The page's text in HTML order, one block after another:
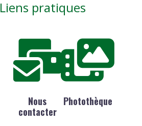
Liens pratiques
Nous
contacter
Photothèque